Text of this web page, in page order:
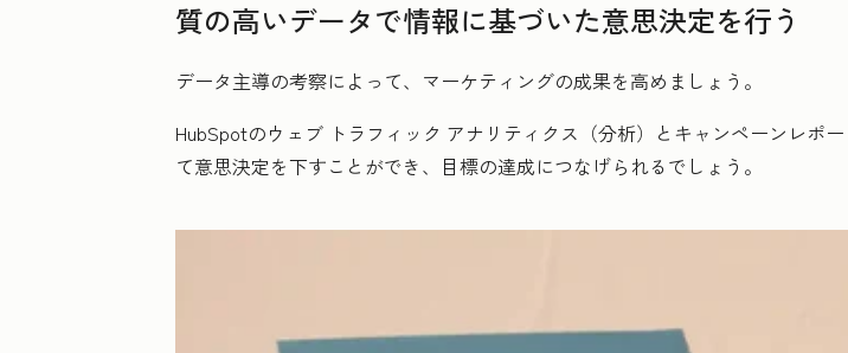
質の高いデータで情報に基づいた意思決定を行う
データ主導の考察によって、マーケティングの成果を高めましょう。
HubSpotのウェブ トラフィック アナリティクス（分析）とキャンペーンレポ
て意思決定を下すことができ、目標の達成につなげられるでしょう。